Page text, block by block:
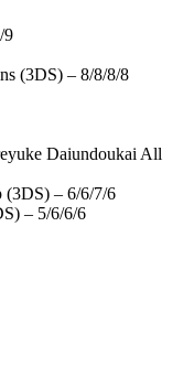
9
(3DS) – 8/8/8/8
Daiundoukai All
(3DS) – 6/6/7/6
– 5/6/6/6